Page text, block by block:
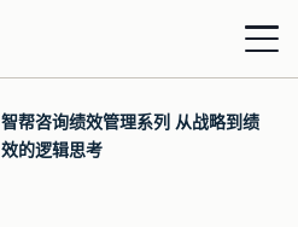
智帮咨询绩效管理系列 从战略到绩
效的逻辑思考